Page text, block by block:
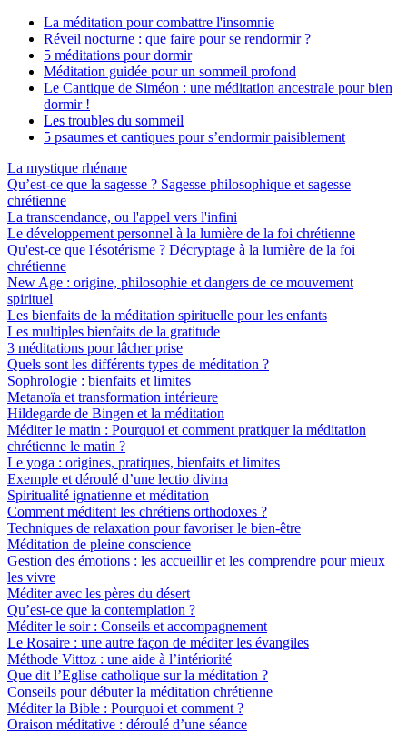
La méditation pour combattre l'insomnie
Réveil nocturne : que faire pour se rendormir ?
5 méditations pour dormir
Méditation guidée pour un sommeil profond
Le Cantique de Siméon : une méditation ancestrale pour bien
dormir !
Les troubles du sommeil
5 psaumes et cantiques pour s’endormir paisiblement
La mystique rhénane
Qu’est-ce que la sagesse ? Sagesse philosophique et sagesse
chrétienne
La transcendance, ou l'appel vers l'infini
Le développement personnel à la lumière de la foi chrétienne
Qu'est-ce que l'ésotérisme ? Décryptage à la lumière de la foi
chrétienne
New Age : origine, philosophie et dangers de ce mouvement
spirituel
Les bienfaits de la méditation spirituelle pour les enfants
Les multiples bienfaits de la gratitude
3 méditations pour lâcher prise
Quels sont les différents types de méditation ?
Sophrologie : bienfaits et limites
Metanoïa et transformation intérieure
Hildegarde de Bingen et la méditation
Méditer le matin : Pourquoi et comment pratiquer la méditation
chrétienne le matin ?
Le yoga : origines, pratiques, bienfaits et limites
Exemple et déroulé d’une lectio divina
Spiritualité ignatienne et méditation
Comment méditent les chrétiens orthodoxes ?
Techniques de relaxation pour favoriser le bien-être
Méditation de pleine conscience
Gestion des émotions : les accueillir et les comprendre pour mieux
les vivre
Méditer avec les pères du désert
Qu’est-ce que la contemplation ?
Méditer le soir : Conseils et accompagnement
Le Rosaire : une autre façon de méditer les évangiles
Méthode Vittoz : une aide à l’intériorité
Que dit l’Eglise catholique sur la méditation ?
Conseils pour débuter la méditation chrétienne
Méditer la Bible : Pourquoi et comment ?
Oraison méditative : déroulé d’une séance